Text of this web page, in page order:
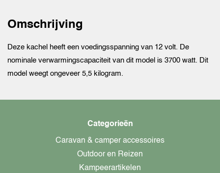
Omschrijving
Deze kachel heeft een voedingsspanning van 12 volt. De
nominale verwarmingscapaciteit van dit model is 3700 watt. Dit
model weegt ongeveer 5,5 kilogram.
Categorieën
Caravan & camper accessoires
Outdoor en Reizen
Kampeerartikelen